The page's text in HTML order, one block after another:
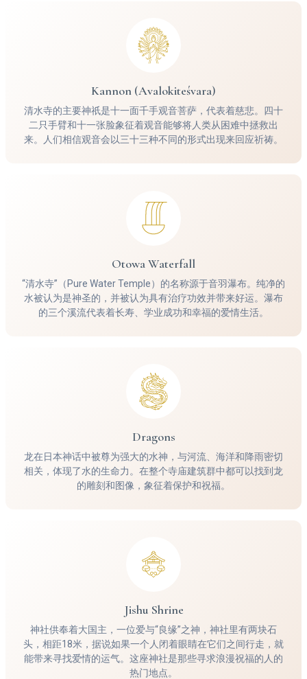
Kannon (Avalokiteśvara)
清水寺的主要神祇是十一面千手观音菩萨，代表着慈悲。四十
二只手臂和十一张脸象征着观音能够将人类从困难中拯救出
来。人们相信观音会以三十三种不同的形式出现来回应祈祷。
Otowa Waterfall
“清水寺”（Pure Water Temple）的名称源于音羽瀑布。纯净的
水被认为是神圣的，并被认为具有治疗功效并带来好运。瀑布
的三个溪流代表着长寿、学业成功和幸福的爱情生活。
Dragons
龙在日本神话中被尊为强大的水神，与河流、海洋和降雨密切
相关，体现了水的生命力。在整个寺庙建筑群中都可以找到龙
的雕刻和图像，象征着保护和祝福。
Jishu Shrine
神社供奉着大国主，一位爱与“良缘”之神，神社里有两块石
头，相距18米，据说如果一个人闭着眼睛在它们之间行走，就
能带来寻找爱情的运气。这座神社是那些寻求浪漫祝福的人的
热门地点。